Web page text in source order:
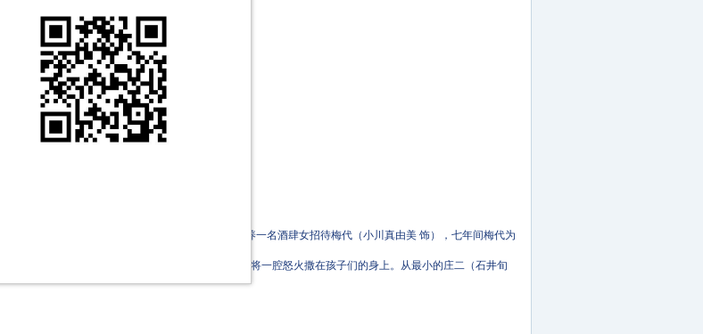
家印刷店。早年生意兴隆，宗吉撒谎偷偷在外供养一名酒肆女招待梅代（小川真由美 饰），七年间梅代为
下，他也无力再供养梅代及孩子们。
她将孩子留下独自离开。阿梅不满宗吉的背叛，将一腔怒火撒在孩子们的身上。从最小的庄二（石井旬